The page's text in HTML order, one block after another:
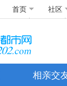
首页 社区
相亲交